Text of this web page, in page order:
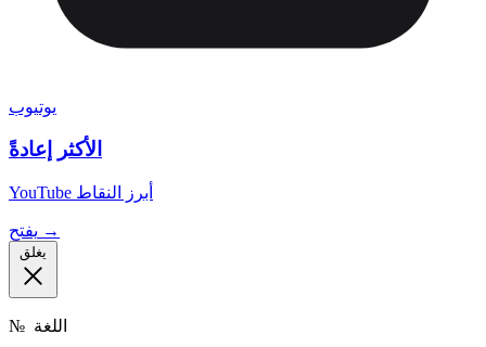
يوتيوب
الأكثر إعادةً
YouTube أبرز النقاط
يفتح →
يغلق
№ اللغة